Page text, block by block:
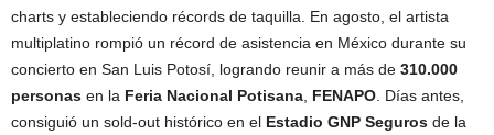
charts y estableciendo récords de taquilla. En agosto, el artista
multiplatino rompió un récord de asistencia en México durante su
concierto en San Luis Potosí, logrando reunir a más de 310.000
personas en la Feria Nacional Potisana FENAPO . Días antes,
consiguió un sold-out histórico en el Estadio GNP Seguros de la